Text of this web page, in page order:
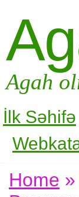
Agah
İlk Səhifə
Home »